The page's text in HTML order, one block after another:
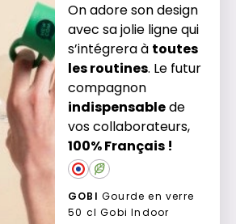
On adore son design
avec sa jolie ligne qui
s’intégrera à toutes
les routines. Le futur
compagnon
indispensablede
vos collaborateurs,
100% Français !
GOBI Gourde en verre
50 cl Gobi Indoor